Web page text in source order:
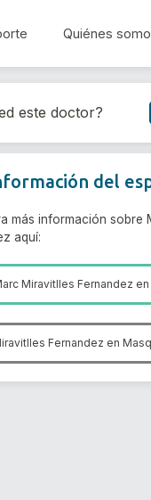
Quiénes
este doctor?
del
más información sobre
aquí:
Miravitlles Fernandez
Fernandez en